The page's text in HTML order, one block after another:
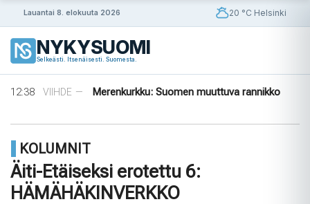
Lauantai 8. elokuuta 2026 20 °C Helsinki
NYKYSUOMI
Selkeästi. Itsenäisesti. Suomesta.
14:56 ULKOMAAT —
Puola ja Yhdysvallat neuvottelevat
pysyvistä sotilastukikohdista
14:42
VIIHDE —
Norjalainen viikinkihauta avattiin
12:38
VIIHDE —
Merenkurkku: Suomen muuttuva rannikko
08:33
Tanska puuttuu tekoälyhuijauksiin
pysyvistä sotilastukikohdista
14:42
VIIHDE Norjalainen viikinkihauta avattiin
KOLUMNIT
Äiti-Etäiseksi erotettu 6:
HÄMÄHÄKINVERKKO